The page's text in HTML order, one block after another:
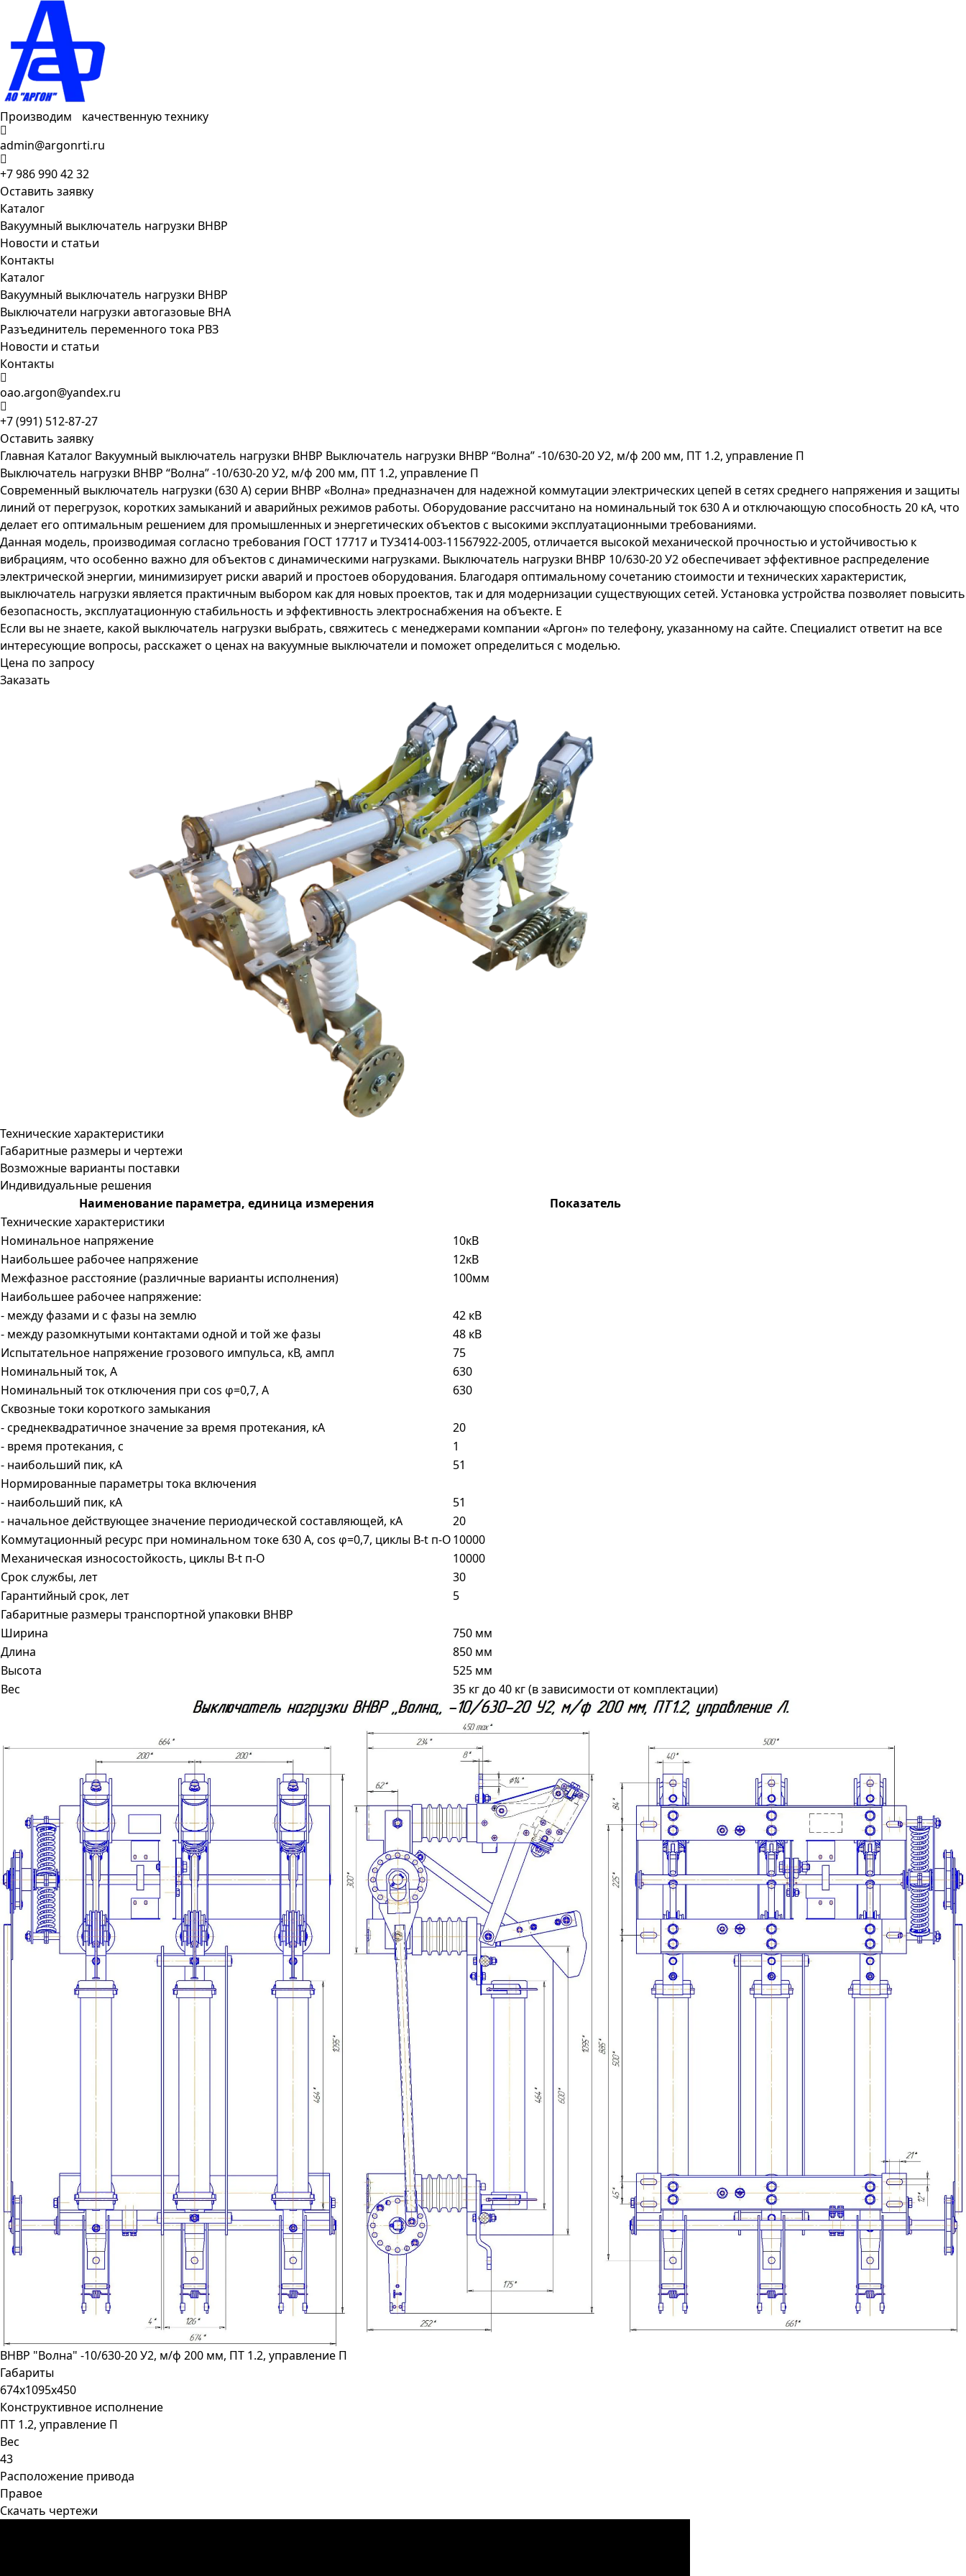
Производим качественную технику
admin@argonrti.ru
+7 986 990 42 32
Оставить заявку
Каталог
Вакуумный выключатель нагрузки ВНВР
Новости и статьи
Контакты
Каталог
Вакуумный выключатель нагрузки ВНВР
Выключатели нагрузки автогазовые ВНА
Разъединитель переменного тока РВЗ
Новости и статьи
Контакты
oao.argon@yandex.ru
+7 (991) 512-87-27
Оставить заявку
Главная Каталог Вакуумный выключатель нагрузки ВНВР Выключатель нагрузки ВНВР “Волна” -10/630-20 У2, м/ф 200 мм, ПТ 1.2, управление П
Выключатель нагрузки ВНВР “Волна” -10/630-20 У2, м/ф 200 мм, ПТ 1.2, управление П
Современный выключатель нагрузки (630 А) серии ВНВР «Волна» предназначен для надежной коммутации электрических цепей в сетях среднего напряжения и защиты
линий от перегрузок, коротких замыканий и аварийных режимов работы. Оборудование рассчитано на номинальный ток 630 А и отключающую способность 20 кА, что
делает его оптимальным решением для промышленных и энергетических объектов с высокими эксплуатационными требованиями.
Данная модель, производимая согласно требования ГОСТ 17717 и ТУ3414-003-11567922-2005, отличается высокой механической прочностью и устойчивостью к
вибрациям, что особенно важно для объектов с динамическими нагрузками. Выключатель нагрузки ВНВР 10/630-20 У2 обеспечивает эффективное распределение
электрической энергии, минимизирует риски аварий и простоев оборудования. Благодаря оптимальному сочетанию стоимости и технических характеристик,
выключатель нагрузки является практичным выбором как для новых проектов, так и для модернизации существующих сетей. Установка устройства позволяет повысить
безопасность, эксплуатационную стабильность и эффективность электроснабжения на объекте. Е
Если вы не знаете, какой выключатель нагрузки выбрать, свяжитесь с менеджерами компании «Аргон» по телефону, указанному на сайте. Специалист ответит на все
интересующие вопросы, расскажет о ценах на вакуумные выключатели и поможет определиться с моделью.
Цена по запросу
Заказать
Технические характеристики
Габаритные размеры и чертежи
Возможные варианты поставки
Индивидуальные решения
Наименование параметра, единица измерения
Показатель
Технические характеристики
Номинальное напряжение
10кВ
Наибольшее рабочее напряжение
12кВ
Межфазное расстояние (различные варианты исполнения)
100мм
Наибольшее рабочее напряжение:
- между фазами и с фазы на землю
42 кВ
- между разомкнутыми контактами одной и той же фазы
48 кВ
Испытательное напряжение грозового импульса, кВ, ампл
75
Номинальный ток, А
630
Номинальный ток отключения при cos φ=0,7, A
630
Сквозные токи короткого замыкания
- среднеквадратичное значение за время протекания, кА
20
- время протекания, с
1
- наибольший пик, кА
51
Нормированные параметры тока включения
- наибольший пик, кА
51
- начальное действующее значение периодической составляющей, кА
20
Коммутационный ресурс при номинальном токе 630 А, cos φ=0,7, циклы В-t п-О10000
Механическая износостойкость, циклы В-t п-О
10000
Срок службы, лет
30
Гарантийный срок, лет
5
Габаритные размеры транспортной упаковки ВНВР
Ширина
750 мм
Длина
850 мм
Высота
525 мм
Вес
35 кг до 40 кг (в зависимости от комплектации)
ВНВР "Волна" -10/630-20 У2, м/ф 200 мм, ПТ 1.2, управление П
Габариты
674х1095х450
Конструктивное исполнение
ПТ 1.2, управление П
Вес
43
Расположение привода
Правое
Скачать чертежи